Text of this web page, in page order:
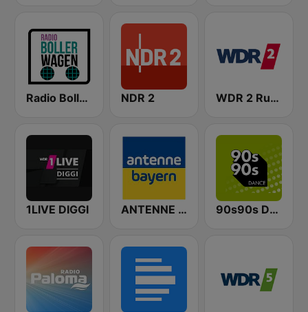
Radio Bollerwagen NDR 2 WDR 2 Ruhrgebiet
1LIVE DIGGI ANTENNE BAYERN 90s90s Dance